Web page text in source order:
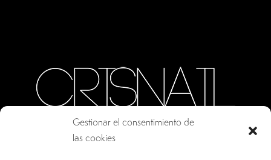
Gestionar el consentimiento de
las cookies